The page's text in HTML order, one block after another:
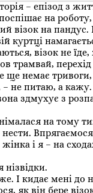
– епізод з
на
візок на пандус.
куртці
візок не
перехід
ще немає
не питаю, а кажу.
здмухує з
на тому
жінка і я – на
нізвідки.
І кидає мені до
як він бере